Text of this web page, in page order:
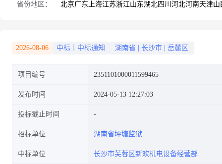
省份地区： 北京广东 上海江苏浙江山东湖北四川 河北河南天津山
2026-08-06 中标｜中标通知 湖南省 长沙市 岳麓区
项目编号 2351101000011599465
发布时间 2024-05-13 12:27:03
投标截止时间
招标单位 湖南省坪塘监狱
中标单位 长沙市芙蓉区新欢机电设备经营部